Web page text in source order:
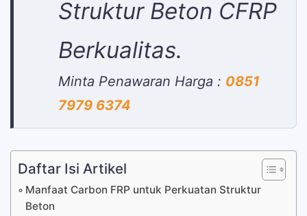
Struktur Beton CFRP
Berkualitas.
Minta Penawaran Harga : 0851
7979 6374
Daftar Isi Artikel
Manfaat Carbon FRP untuk Perkuatan Struktur
Beton